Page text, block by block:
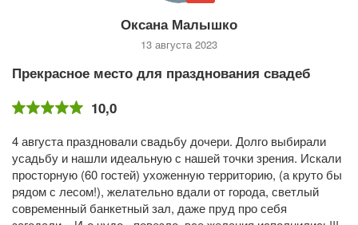
Оксана Малышко
13 августа 2023
Прекрасное место для празднования свадеб
10,0
4 августа праздновали свадьбу дочери. Долго выбирали
усадьбу и нашли идеальную с нашей точки зрения. Искали
просторную (60 гостей) ухоженную территорию, (а круто бы
рядом с лесом!), желательно вдали от города, светлый
современный банкетный зал, даже пруд про себя